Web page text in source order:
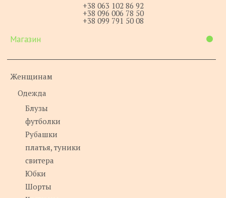
+38 063 102 86 92
+38 096 006 78 50
+38 099 791 50 08
Магазин
Женщинам
Одежда
Блузы
футболки
Рубашки
платья, туники
свитера
Юбки
Шорты